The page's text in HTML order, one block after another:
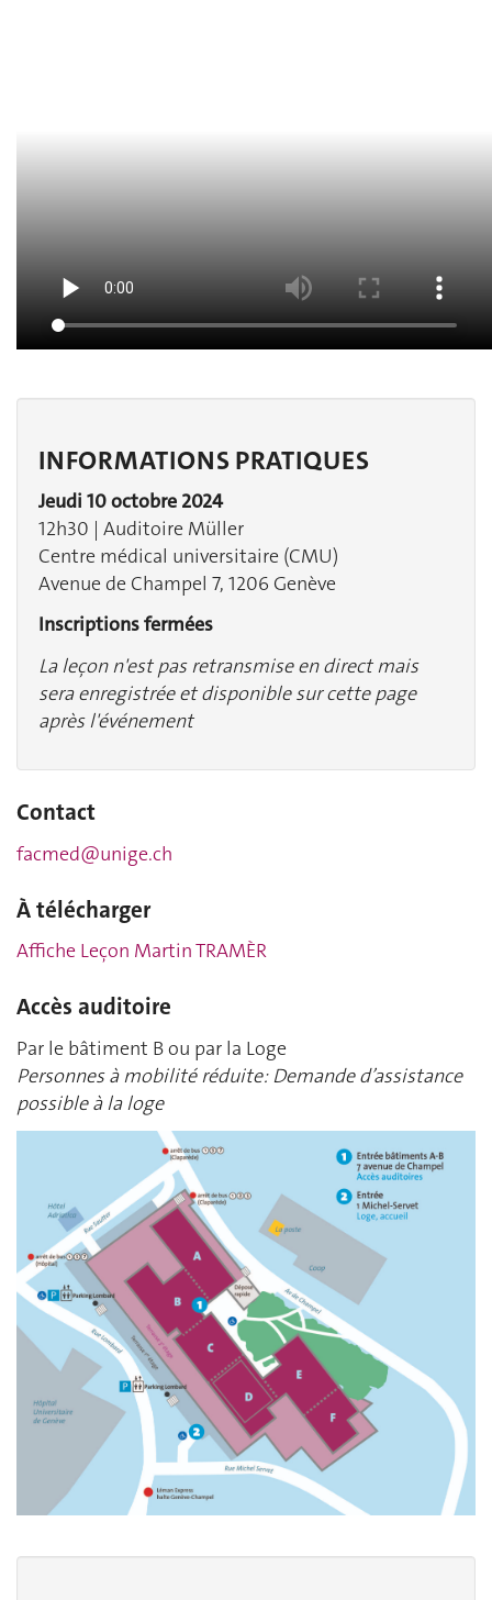
INFORMATIONS PRATIQUES
Jeudi 10 octobre 2024
12h30 | Auditoire Müller
Centre médical universitaire (CMU)
Avenue de Champel 7, 1206 Genève
Inscriptions fermées
La leçon n'est pas retransmise en direct mais
sera enregistrée et disponible sur cette page
après l'événement
Contact
facmed@unige.ch
À télécharger
Affiche Leçon Martin TRAMÈR
Accès auditoire
Par le bâtiment B ou par la Loge
Personnes à mobilité réduite: Demande d’assistance
possible à la loge